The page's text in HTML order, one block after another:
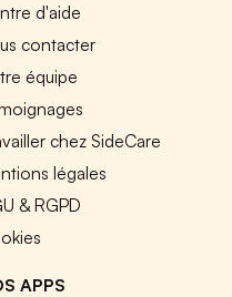
d'aide
contacter
équipe
chez SideCare
légales
& RGPD
APPS